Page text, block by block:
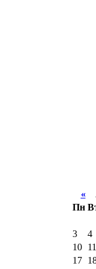
«
Пн
3
4
10
11
17